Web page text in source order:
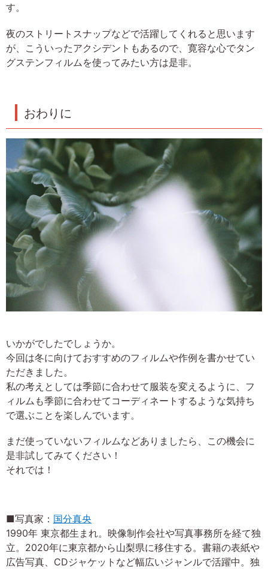
す。
夜のストリートスナップなどで活躍してくれると思います
が、こういったアクシデントもあるので、寛容な心でタン
グステンフィルムを使ってみたい方は是非。
おわりに
いかがでしたでしょうか。
今回は冬に向けておすすめのフィルムや作例を書かせてい
ただきました。
私の考えとしては季節に合わせて服装を変えるように、フ
ィルムも季節に合わせてコーディネートするような気持ち
で選ぶことを楽しんでいます。
まだ使っていないフィルムなどありましたら、この機会に
是非試してみてください！
それでは！
■写真家： 国分真央
1990年 東京都生まれ。映像制作会社や写真事務所を経て独
立。2020年に東京都から山梨県に移住する。書籍の表紙や
広告写真、CDジャケットなど幅広いジャンルで活躍中。独